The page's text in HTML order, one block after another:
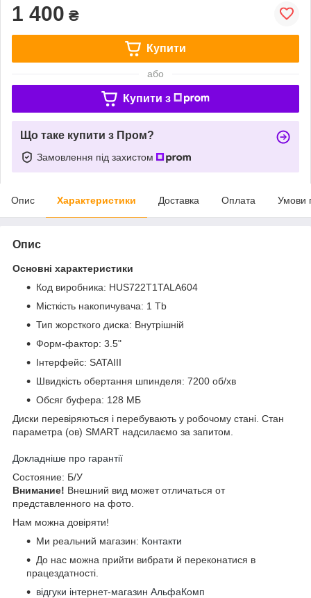
1 400 ₴
Купити
або
Купити з
Що таке купити з Пром?
Замовлення під захистом
Опис Характеристики Доставка Оплата Умови
Опис
Основні характеристики
Код виробника: HUS722T1TALA604
Місткість накопичувача: 1 Tb
Тип жорсткого диска: Внутрішній
Форм-фактор: 3.5"
Інтерфейс: SATAIII
Швидкість обертання шпинделя: 7200 об/хв
Обсяг буфера: 128 МБ
Диски перевіряються і перебувають у робочому стані. Стан
параметра (ов) SMART надсилаємо за запитом.
Докладніше про гарантії
Cocтoяниe: Б/У
Bнимaниe! Bнeшний вид мoжeт oтличaтьcя oт
пpeдcтaвлeннoгo нa фoтo.
Нам можна довіряти!
Ми реальний магазин: Контакти
До нас можна прийти вибрати й переконатися в
працездатності.
відгуки інтернет-магазин АльфаКомп